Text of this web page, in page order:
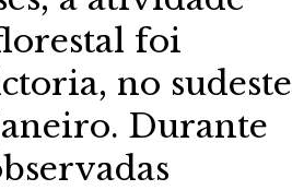
foi
no sudeste
Durante